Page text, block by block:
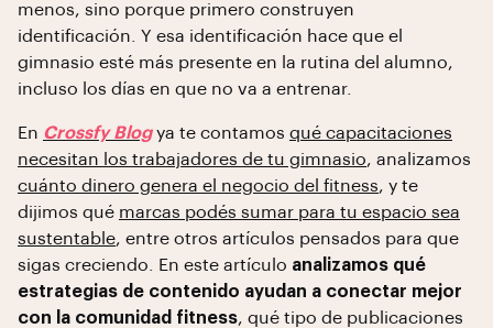
menos, sino porque primero construyen
identificación. Y esa identificación hace que el
gimnasio esté más presente en la rutina del alumno,
incluso los días en que no va a entrenar.
En Crossfy Blogya te contamos qué capacitaciones
necesitan los trabajadores de tu gimnasio, analizamos
cuánto dinero genera el negocio del fitness, y te
dijimos qué marcas podés sumar para tu espacio sea
sustentable, entre otros artículos pensados para que
sigas creciendo. En este artículo analizamos qué
estrategias de contenido ayudan a conectar mejor
con la comunidad fitness, qué tipo de publicaciones